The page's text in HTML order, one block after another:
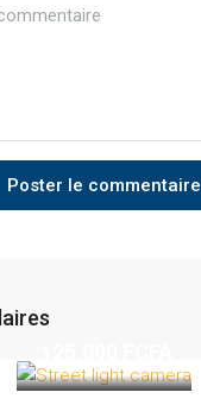
Poster le commentaire